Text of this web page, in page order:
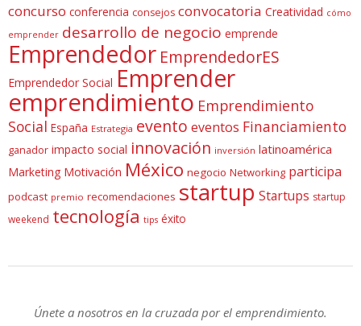
concurso conferencia consejos convocatoria Creatividad cómo
emprender desarrollo de negocio emprende
Emprendedor EmprendedorES
Emprendedor Social Emprender
emprendimiento Emprendimiento
Social España Estrategia evento eventos Financiamiento
ganador impacto social innovación inversión latinoamérica
Marketing Motivación México negocio Networking participa
podcast premio recomendaciones startup Startups startup
weekend tecnología tips éxito
Únete a nosotros en la cruzada por el emprendimiento.